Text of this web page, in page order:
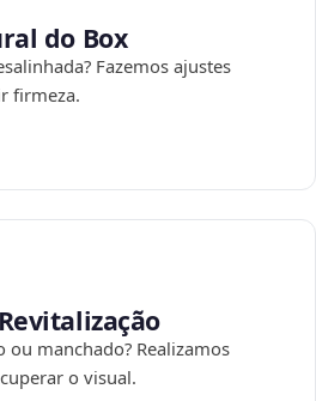
do Box
Fazemos ajustes
firmeza.
ou manchado? Realizamos
o visual.